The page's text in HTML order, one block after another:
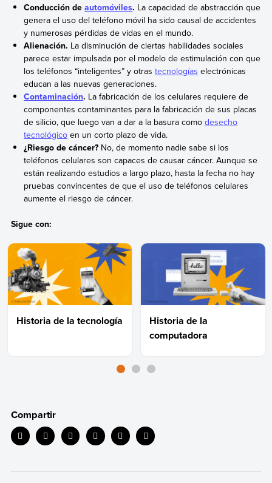
Conducción deautomóviles. La capacidad de abstracción que
genera el uso del teléfono móvil ha sido causal de accidentes
y numerosas pérdidas de vidas en el mundo.
Alienación. La disminución de ciertas habilidades sociales
parece estar impulsada por el modelo de estimulación con que
los teléfonos “inteligentes” y otrastecnologías electrónicas
educan a las nuevas generaciones.
Contaminación. La fabricación de los celulares requiere de
componentes contaminantes para la fabricación de sus placas
de silicio, que luego van a dar a la basura comodesecho
tecnológico en un corto plazo de vida.
¿Riesgo de cáncer? No, de momento nadie sabe si los
teléfonos celulares son capaces de causar cáncer. Aunque se
están realizando estudios a largo plazo, hasta la fecha no hay
pruebas convincentes de que el uso de teléfonos celulares
aumente el riesgo de cáncer.
Sigue con:
Historia de la tecnología
Historia de la
computadora
Compartir